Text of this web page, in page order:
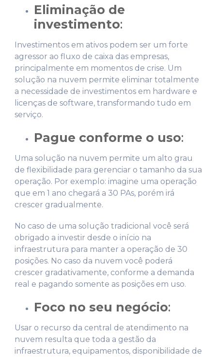
Eliminação de
investimento:
Investimentos em ativos podem ser um forte
agressor ao fluxo de caixa das empresas,
principalmente em momentos de crise. Um
solução na nuvem permite eliminar totalmente
a necessidade de investimentos em hardware e
licenças de software, transformando tudo em
serviço.
Pague conforme o uso:
Uma solução na nuvem permite um alto grau
de flexibilidade para gerenciar o tamanho da sua
operação. Por exemplo: imagine uma operação
que em 1 ano chegará a 30 PAs, porém irá
crescer gradualmente.
No caso de uma solução tradicional você será
obrigado a investir desde o início na
infraestrutura para manter a operação de 30
posições. No caso da nuvem você poderá
crescer gradativamente, conforme a demanda
real e pagando somente as posições em uso.
Foco no seu negócio:
Usar o recurso da central de atendimento na
nuvem resulta que toda a gestão da
infraestrutura, equipamentos, disponibilidade de